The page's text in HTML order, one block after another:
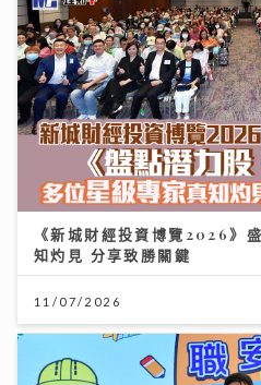
《新城財經投資博覽2026》
知灼見 分享致勝關鍵
11/07/2026